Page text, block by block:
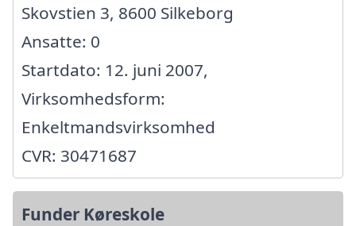
Skovstien 3, 8600 Silkeborg
Ansatte: 0
Startdato: 12. juni 2007,
Virksomhedsform:
Enkeltmandsvirksomhed
CVR: 30471687
Funder Køreskole